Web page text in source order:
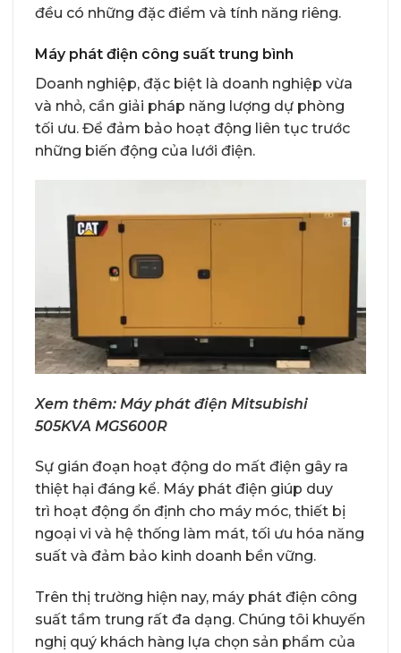
đều có những đặc điểm và tính năng riêng.
Máy phát điện công suất trung bình
Doanh nghiệp, đặc biệt là doanh nghiệp vừa
và nhỏ, cần giải pháp năng lượng dự phòng
tối ưu. Để đảm bảo hoạt động liên tục trước
những biến động của lưới điện.
Xem thêm: Máy phát điện Mitsubishi
505KVA MGS600R
Sự gián đoạn hoạt động do mất điện gây ra
thiệt hại đáng kể. Máy phát điện giúp duy
trì hoạt động ổn định cho máy móc, thiết bị
ngoại vi và hệ thống làm mát, tối ưu hóa năng
suất và đảm bảo kinh doanh bền vững.
Trên thị trường hiện nay, máy phát điện công
suất tầm trung rất đa dạng. Chúng tôi khuyến
nghị quý khách hàng lựa chọn sản phẩm của